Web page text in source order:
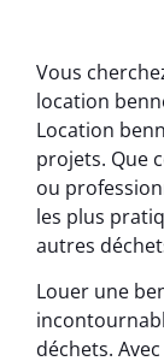
Vous
location
Location
projets. Que
ou
les plus
autres
Louer une
déchets.